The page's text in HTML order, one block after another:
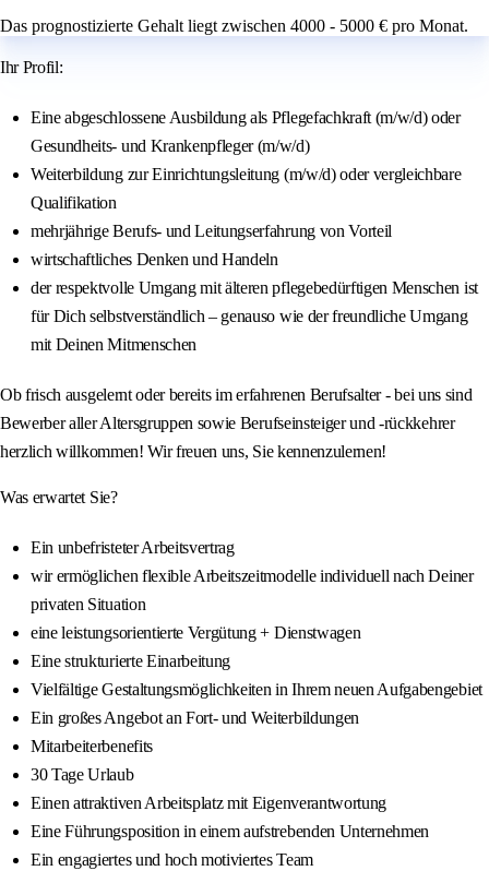
Das prognostizierte Gehalt liegt zwischen 4000 - 5000 € pro Monat.
Ihr Profil:
Eine abgeschlossene Ausbildung als Pflegefachkraft (m/w/d) oder
Gesundheits- und Krankenpfleger (m/w/d)
Weiterbildung zur Einrichtungsleitung (m/w/d) oder vergleichbare
Qualifikation
mehrjährige Berufs- und Leitungserfahrung von Vorteil
wirtschaftliches Denken und Handeln
der respektvolle Umgang mit älteren pflegebedürftigen Menschen ist
für Dich selbstverständlich – genauso wie der freundliche Umgang
mit Deinen Mitmenschen
Ob frisch ausgelernt oder bereits im erfahrenen Berufsalter - bei uns sind
Bewerber aller Altersgruppen sowie Berufseinsteiger und -rückkehrer
herzlich willkommen! Wir freuen uns, Sie kennenzulernen!
Was erwartet Sie?
Ein unbefristeter Arbeitsvertrag
wir ermöglichen flexible Arbeitszeitmodelle individuell nach Deiner
privaten Situation
eine leistungsorientierte Vergütung + Dienstwagen
Eine strukturierte Einarbeitung
Vielfältige Gestaltungsmöglichkeiten in Ihrem neuen Aufgabengebiet
Ein großes Angebot an Fort- und Weiterbildungen
Mitarbeiterbenefits
30 Tage Urlaub
Einen attraktiven Arbeitsplatz mit Eigenverantwortung
Eine Führungsposition in einem aufstrebenden Unternehmen
Ein engagiertes und hoch motiviertes Team